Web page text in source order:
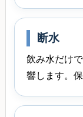
断水
飲み水だけ
響します。